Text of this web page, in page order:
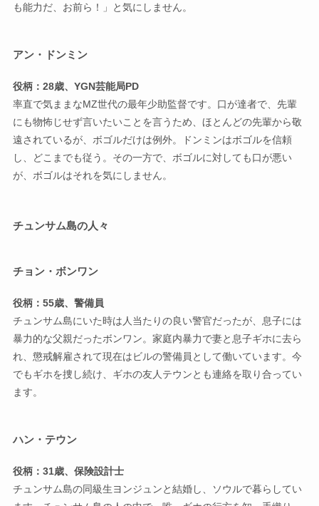
も能力だ、お前ら！」と気にしません。
アン・ドンミン
役柄：28歳、YGN芸能局PD
率直で気ままなMZ世代の最年少助監督です。口が達者で、先輩
にも物怖じせず言いたいことを言うため、ほとんどの先輩から敬
遠されているが、ボゴルだけは例外。ドンミンはボゴルを信頼
し、どこまでも従う。その一方で、ボゴルに対しても口が悪い
が、ボゴルはそれを気にしません。
チュンサム島の人々
チョン・ボンワン
役柄：55歳、警備員
チュンサム島にいた時は人当たりの良い警官だったが、息子には
暴力的な父親だったボンワン。家庭内暴力で妻と息子ギホに去ら
れ、懲戒解雇されて現在はビルの警備員として働いています。今
でもギホを捜し続け、ギホの友人テウンとも連絡を取り合ってい
ます。
ハン・テウン
役柄：31歳、保険設計士
チュンサム島の同級生ヨンジュンと結婚し、ソウルで暮らしてい